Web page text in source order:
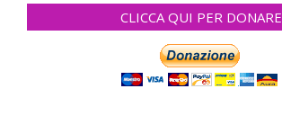
CLICCA QUI PER DONARE